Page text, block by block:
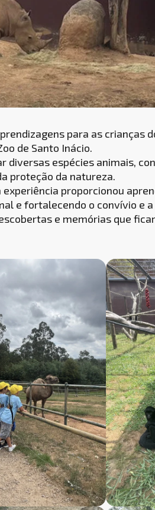
para as crianças
de Santo Inácio.
diversas espécies animais,
proteção da natureza.
proporcionou
e fortalecendo o convívio e
e memórias que